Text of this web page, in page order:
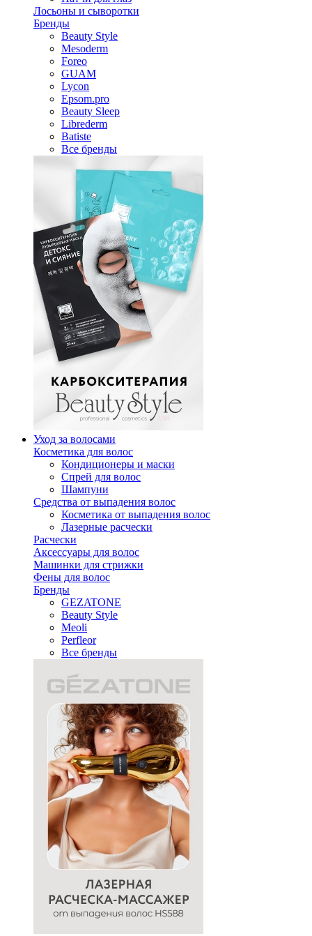
Лосьоны и сыворотки
Бренды
Beauty Style
Mesoderm
Foreo
GUAM
Lycon
Epsom.pro
Beauty Sleep
Librederm
Batiste
Все бренды
Уход за волосами
Косметика для волос
Кондиционеры и маски
Спрей для волос
Шампуни
Средства от выпадения волос
Косметика от выпадения волос
Лазерные расчески
Расчески
Аксессуары для волос
Машинки для стрижки
Фены для волос
Бренды
GEZATONE
Beauty Style
Meoli
Perfleor
Все бренды